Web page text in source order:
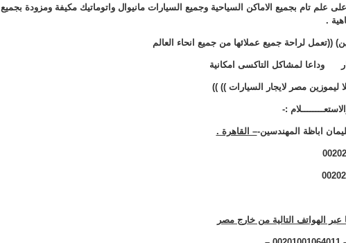
علم تام بجميع الاماكن السياحية وجميع السيارات مانيوال واتوماتيك مكيفة ومزودة بجميع
.
((تعمل لراحة جميع عملائها من جميع انحاء العالم
وداعا لمشاكل التاكسى امكانية
ليموزين مصر لايجار السيارات ))))
:-
– القاهرة .
عبر الهواتف التالية من خارج مصر